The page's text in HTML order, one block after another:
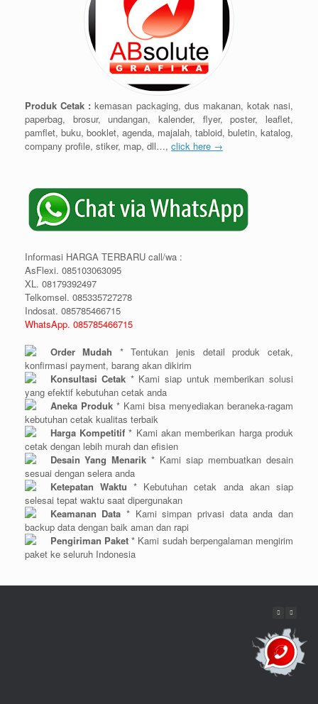
Produk Cetak : kemasan packaging, dus makanan, kotak nasi,
paperbag, brosur, undangan, kalender, flyer, poster, leaflet,
pamflet, buku, booklet, agenda, majalah, tabloid, buletin, katalog,
company profile, stiker, map, dll…, click here →
Informasi HARGA TERBARU call/wa :
AsFlexi. 085103063095
XL. 08179392497
Telkomsel. 085335727278
Indosat. 085785466715
WhatsApp. 085785466715
Order Mudah * Tentukan jenis detail produk cetak,
konfirmasi payment, barang akan dikirim
Konsultasi Cetak * Kami siap untuk memberikan solusi
yang efektif kebutuhan cetak anda
Aneka Produk * Kami bisa menyediakan beraneka-ragam
kebutuhan cetak kualitas terbaik
Harga Kompetitif* Kami akan memberikan harga produk
cetak dengan lebih murah dan efisien
Desain Yang Menarik * Kami siap membuatkan desain
sesuai dengan selera anda
Ketepatan Waktu * Kebutuhan cetak anda akan siap
selesai tepat waktu saat dipergunakan
Keamanan Data * Kami simpan privasi data anda dan
backup data dengan baik aman dan rapi
Pengiriman Paket* Kami sudah berpengalaman mengirim
paket ke seluruh Indonesia